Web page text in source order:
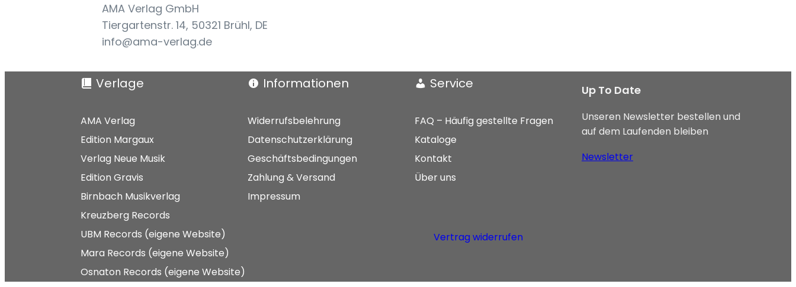
AMA Verlag GmbH
Tiergartenstr. 14, 50321 Brühl, DE
info@ama-verlag.de
Verlage
AMA Verlag
Edition Margaux
Verlag Neue Musik
Edition Gravis
Birnbach Musikverlag
Kreuzberg Records
UBM Records (eigene Website)
Mara Records (eigene Website)
Osnaton Records (eigene Website)
Informationen
Widerrufsbelehrung
Datenschutzerklärung
Geschäftsbedingungen
Zahlung & Versand
Impressum
Service
FAQ – Häufig gestellte Fragen
Kataloge
Kontakt
Über uns
Vertrag widerrufen
Up To Date
Unseren Newsletter bestellen und
auf dem Laufenden bleiben
Newsletter